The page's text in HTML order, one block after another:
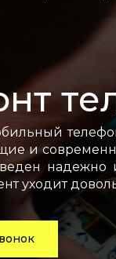
и
надежно
уходит